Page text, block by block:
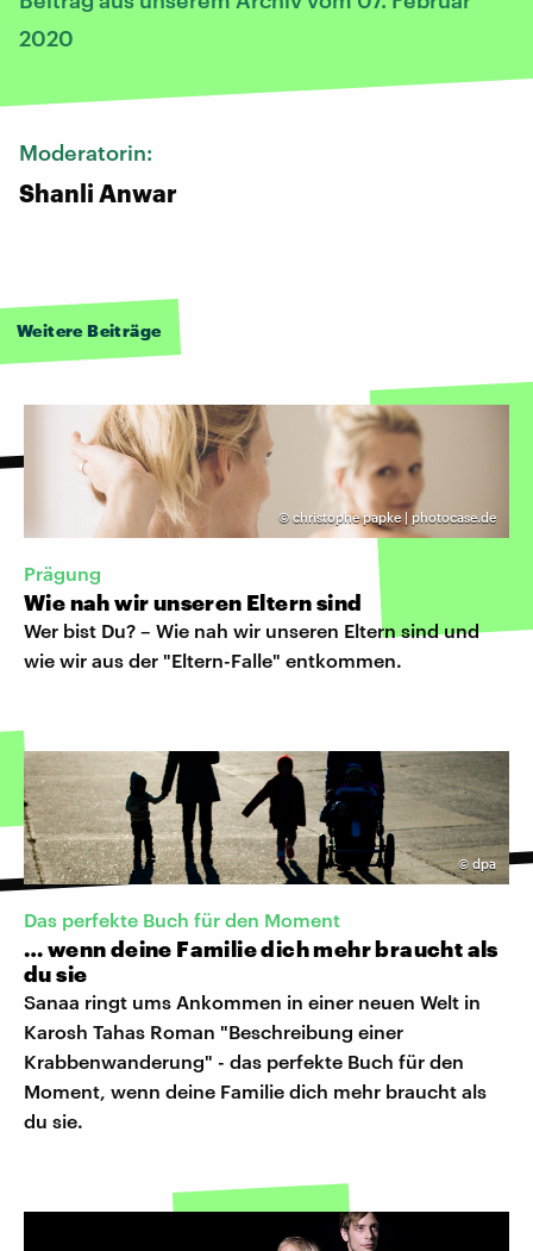
2020
Moderatorin:
Shanli Anwar
Weitere Beiträge
© christophe papke | photocase.de
Prägung
Wie nah wir unseren Eltern sind
Wer bist Du? – Wie nah wir unseren Eltern sind und
wie wir aus der "Eltern-Falle" entkommen.
© dpa
Das perfekte Buch für den Moment
… wenn deine Familie dich mehr braucht als
du sie
Sanaa ringt ums Ankommen in einer neuen Welt in
Karosh Tahas Roman "Beschreibung einer
Krabbenwanderung" - das perfekte Buch für den
Moment, wenn deine Familie dich mehr braucht als
du sie.